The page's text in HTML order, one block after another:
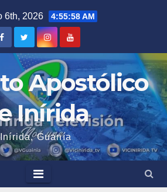
6th, 2026 4:55:58 AM
Apostólico
Inírida
Inírida, Guanía